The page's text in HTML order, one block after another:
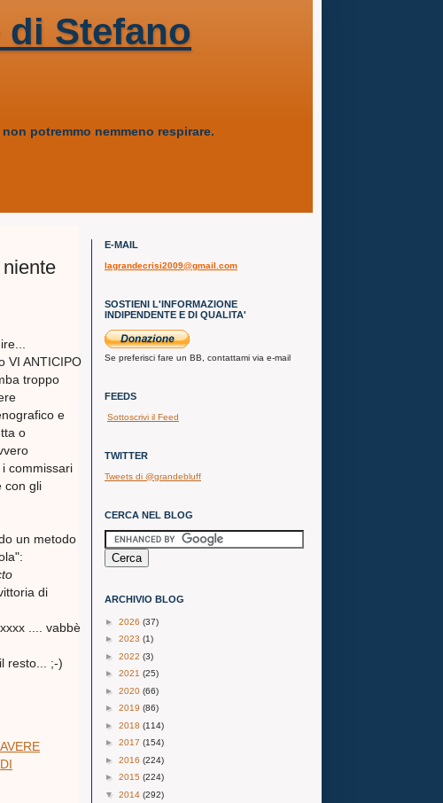
di Stefano
potremmo nemmeno respirare.
VI ANTICIPO
troppo
e
o
commissari
con gli
un metodo
di
.... vabbè
resto... ;-)
E-MAIL
lagrandecrisi2009@gmail.com
SOSTIENI L'INFORMAZIONE
INDIPENDENTE E DI QUALITA'
Se preferisci fare un BB, contattami via e-mail
FEEDS
Sottoscrivi il Feed
TWITTER
Tweets di @grandebluff
CERCA NEL BLOG
ARCHIVIO BLOG
► 2026 (37)
► 2023 (1)
► 2022 (3)
► 2021 (25)
► 2020 (66)
► 2019 (86)
► 2018 (114)
► 2017 (154)
► 2016 (224)
► 2015 (224)
▼ 2014 (292)